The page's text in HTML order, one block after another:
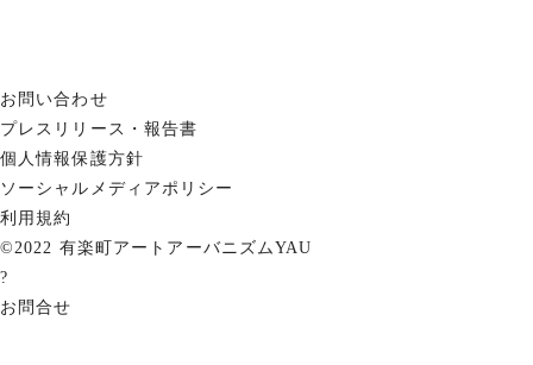
お問い合わせ
プレスリリース・報告書
個人情報保護方針
ソーシャルメディアポリシー
利用規約
©2022 有楽町アートアーバニズムYAU
?
お問合せ